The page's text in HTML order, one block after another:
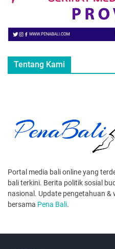
Tentang Kami
Portal media bali online yang
bali terkini. Berita politik sosial
nasional. Update pengetahuan
bersama Pena Bali.